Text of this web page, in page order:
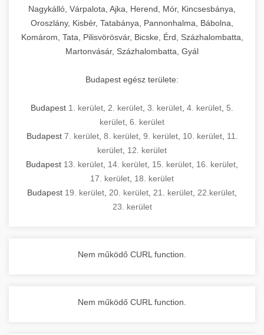
Nagykálló, Várpalota, Ajka, Herend, Mór, Kincsesbánya,
Oroszlány, Kisbér, Tatabánya, Pannonhalma, Bábolna,
Komárom, Tata, Pilisvörösvár, Bicske, Érd, Százhalombatta,
Martonvásár, Százhalombatta, Gyál
Budapest egész területe:
Budapest 1. kerület 2. kerület 3. kerület 4. kerület 5.
kerület 6. kerület
Budapest 7. kerület, 8. kerület, 9. kerület, 10. kerület, 11.
kerület 12. kerület
Budapest 13. kerület 14. kerület 15. kerület 16. kerület
17. kerület 18. kerület
Budapest 19. kerület 20. kerület 21. kerület 22.kerület
23. kerület
Nem működő CURL function.
Nem működő CURL function.